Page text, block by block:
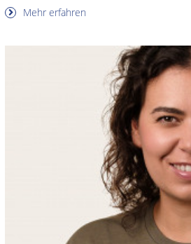
Mehr erfahren